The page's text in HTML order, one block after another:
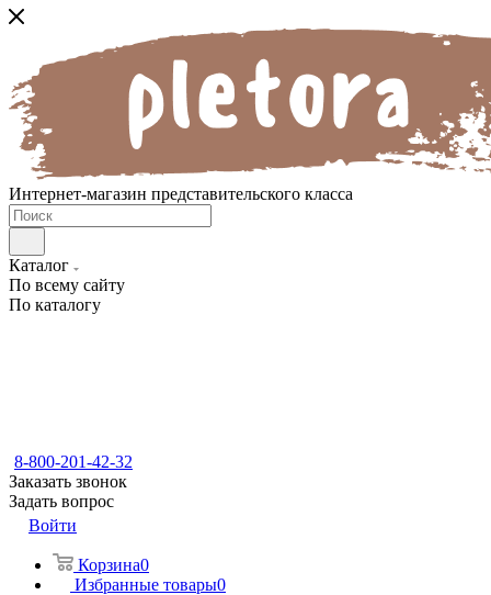
Интернет-магазин представительского класса
Каталог
По всему сайту
По каталогу
8-800-201-42-32
Заказать звонок
Задать вопрос
Войти
Корзина0
Избранные товары0